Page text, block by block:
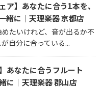
ア】あなたに合う1本を、
緒に｜天理楽器 京都店
めたいけれど、音が出るか不
自分に合っている...
あなたに合うフルート
に｜天理楽器 郡山店